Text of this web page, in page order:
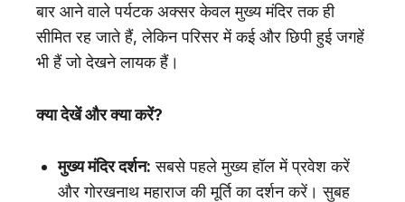
बार आने वाले पर्यटक अक्सर केवल मुख्य मंदिर तक ही
सीमित रह जाते हैं, लेकिन परिसर में कई और छिपी हुई जगहें
भी हैं जो देखने लायक हैं।
क्या देखें और क्या करें?
मुख्य मंदिर दर्शन: सबसे पहले मुख्य हॉल में प्रवेश करें
और गोरखनाथ महाराज की मूर्ति का दर्शन करें। सुबह